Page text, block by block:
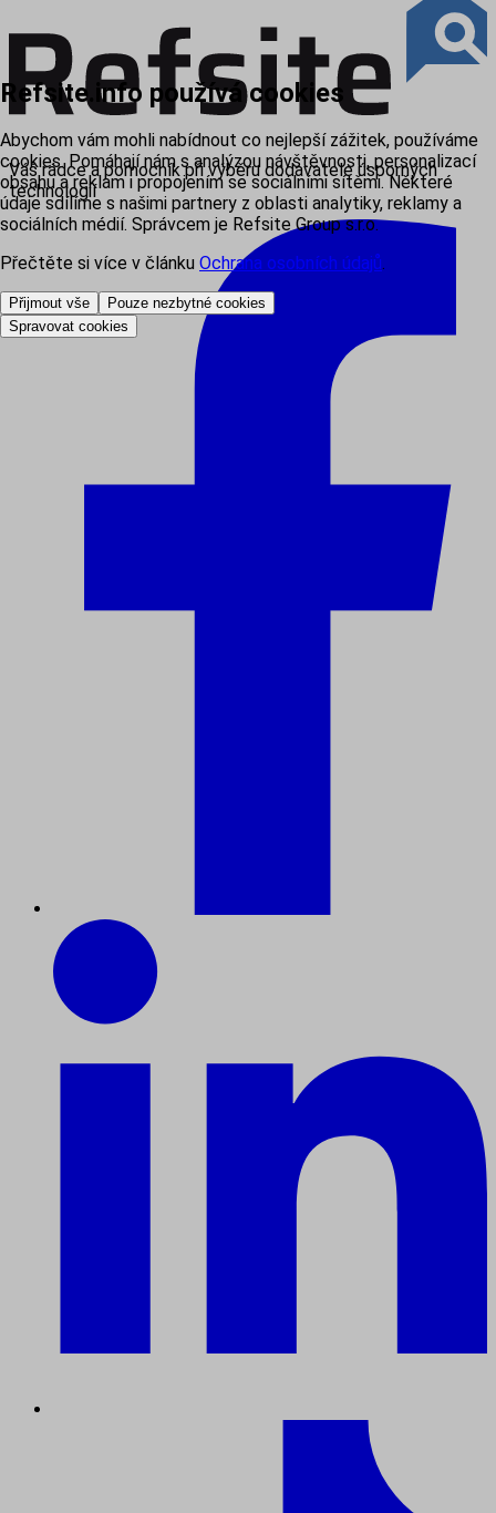
Váš rádce a pomocník při výběru dodavatele úsporných
technologií
Refsite.info používá cookies
Abychom vám mohli nabídnout co nejlepší zážitek, používáme
cookies. Pomáhají nám s analýzou návštěvnosti, personalizací
obsahu a reklam i propojením se sociálními sítěmi. Některé
údaje sdílíme s našimi partnery z oblasti analytiky, reklamy a
sociálních médií. Správcem je Refsite Group s.r.o.
Přečtěte si více v článku Ochrana osobních údajů.
Přijmout vše
Pouze nezbytné cookies
Spravovat cookies